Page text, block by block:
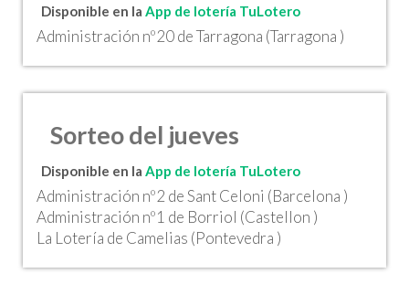
Disponible en la App de lotería TuLotero
Administración nº20 de Tarragona (Tarragona )
Sorteo del jueves
Disponible en la App de lotería TuLotero
Administración nº2 de Sant Celoni (Barcelona )
Administración nº1 de Borriol (Castellon )
La Lotería de Camelias (Pontevedra )